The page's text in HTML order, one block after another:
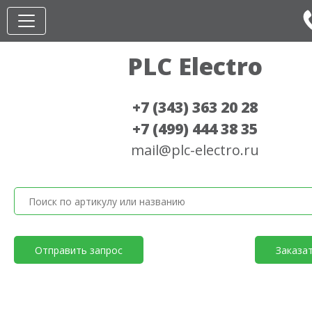
PLC Electro
+7 (343) 363 20 28
+7 (499) 444 38 35
mail@plc-electro.ru
Отправить запрос